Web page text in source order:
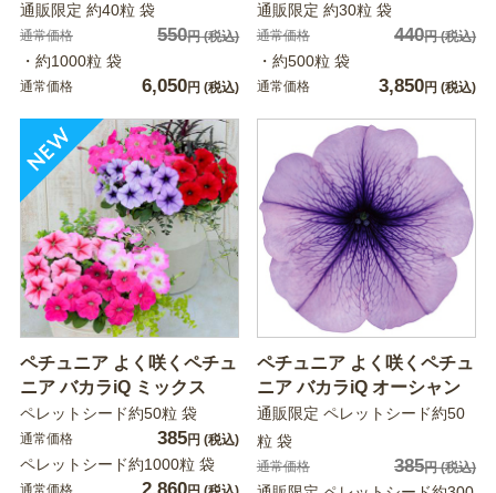
通販限定 約40粒 袋
通常価格 550円(税込)
・約1000粒 袋
通常価格 6,050円 (税込)
通販限定 約30粒 袋
通常価格 440円(税込)
・約500粒 袋
通常価格 3,850円 (税込)
ペチュニア よく咲くペチュ
ニア バカラiQ ミックス
ペレットシード約50粒 袋
通常価格 385円 (税込)
ペレットシード約1000粒 袋
ペチュニア よく咲くペチュ
ニア バカラiQ オーシャン
通販限定 ペレットシード約50
粒 袋
通常価格 385円(税込)